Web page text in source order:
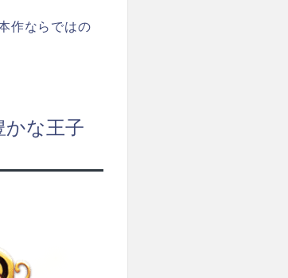
作ならではの
かな王子